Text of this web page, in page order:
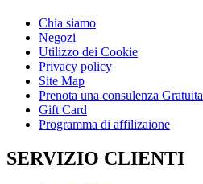
Chia siamo
Negozi
Utilizzo dei Cookie
Privacy policy
Site Map
Prenota una consulenza Gratuita
Gift Card
Programma di affilizaione
SERVIZIO CLIENTI